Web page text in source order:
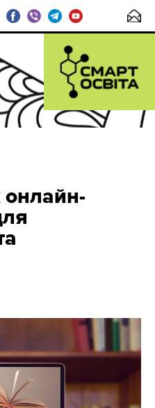
онлайн-